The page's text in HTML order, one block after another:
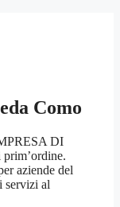
Como
DI
aziende del
servizi al